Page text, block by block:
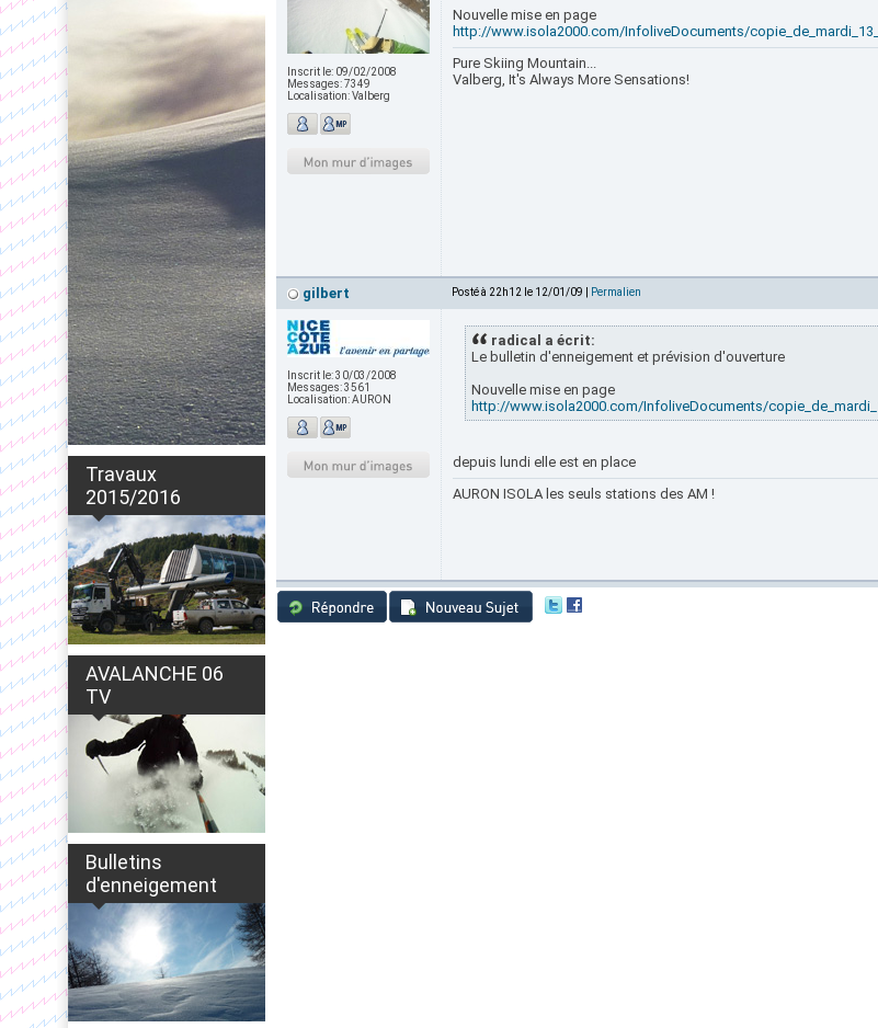
Travaux
2015/2016
AVALANCHE 06
TV
Bulletins
d'enneigement
Inscrit le: 09/02/2008
Messages:7349
Localisation:Valberg
Nouvelle mise en page
http://www.isola2000.com/InfoliveDocuments/
Pure Skiing Mountain...
Valberg, It's Always More Sensations!
gilbert Posté à 22h12 le 12/01/09 | Permalien
Inscrit le:30/03/2008
Messages:3561
Localisation:AURON
radical a écrit:
Le bulletin d'enneigement et prévision d'ouverture
Nouvelle mise en page
http://www.isola2000.com/InfoliveDocuments/
depuis lundi elle est en place
AURON ISOLA les seuls stations des AM !